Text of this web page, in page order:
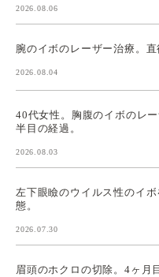
2026.08.06
腕のイボのレーザー治療。直
2026.08.04
40代女性。胸腹のイボのレ
半目の経過。
2026.08.03
左下眼瞼のウイルス性のイ
態。
2026.07.30
眉頭のホクロの切除。4ヶ月